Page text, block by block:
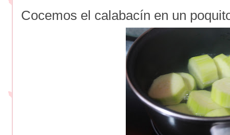
Cocemos el calabacín en un